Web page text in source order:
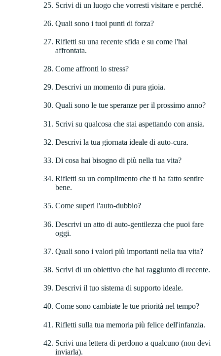
Scrivi di un luogo che vorresti visitare e perché.
Quali sono i tuoi punti di forza?
Rifletti su una recente sfida e su come l'hai
affrontata.
Come affronti lo stress?
Descrivi un momento di pura gioia.
Quali sono le tue speranze per il prossimo anno?
Scrivi su qualcosa che stai aspettando con ansia.
Descrivi la tua giornata ideale di auto-cura.
Di cosa hai bisogno di più nella tua vita?
Rifletti su un complimento che ti ha fatto sentire
bene.
Come superi l'auto-dubbio?
Descrivi un atto di auto-gentilezza che puoi fare
oggi.
Quali sono i valori più importanti nella tua vita?
Scrivi di un obiettivo che hai raggiunto di recente.
Descrivi il tuo sistema di supporto ideale.
Come sono cambiate le tue priorità nel tempo?
Rifletti sulla tua memoria più felice dell'infanzia.
Scrivi una lettera di perdono a qualcuno (non devi
inviarla).